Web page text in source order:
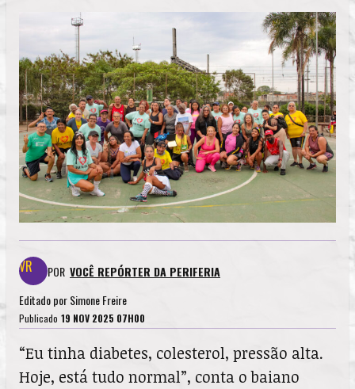
POR VOCÊ REPÓRTER DA PERIFERIA
Editado porSimone Freire
Publicado 19 NOV 2025 07H00
“Eu tinha diabetes, colesterol, pressão alta.
Hoje, está tudo normal”, conta o baiano